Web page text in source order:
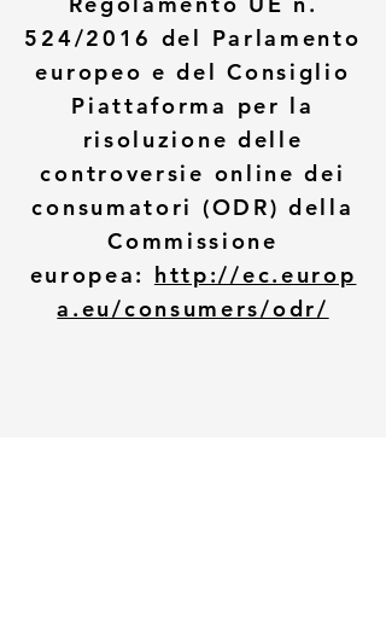
524/2016 del Parlamento
europeo e del Consiglio
Piattaforma per la
risoluzione delle
controversie online dei
consumatori (ODR) della
Commissione
europea: http://ec.europ
a.eu/consumers/odr/